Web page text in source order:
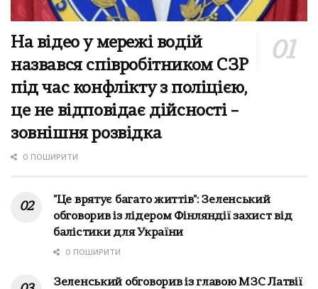
На відео у мережі водій
назвався співробітником СЗР
під час конфлікту з поліцією,
це не відповідає дійсності –
зовнішня розвідка
0 ПОШИРИТИ
"Це врятує багато життів": Зеленський
обговорив із лідером Фінляндії захист від
балістики для України
0 ПОШИРИТИ
Зеленський обговорив із главою МЗС Латвії